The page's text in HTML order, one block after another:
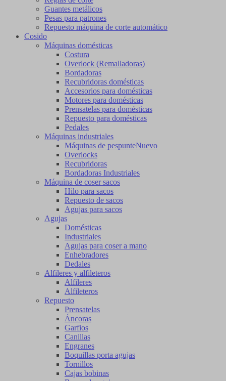
Guantes metálicos
Pesas para patrones
Repuesto máquina de corte automático
Cosido
Máquinas domésticas
Costura
Overlock (Remalladoras)
Bordadoras
Recubridoras domésticas
Accesorios para domésticas
Motores para domésticas
Prensatelas para domésticas
Repuesto para domésticas
Pedales
Máquinas industriales
Máquinas de pespunteNuevo
Overlocks
Recubridoras
Bordadoras Industriales
Máquina de coser sacos
Hilo para sacos
Repuesto de sacos
Agujas para sacos
Agujas
Domésticas
Industriales
Agujas para coser a mano
Enhebradores
Dedales
Alfileres y alfileteros
Alfileres
Alfileteros
Repuesto
Prensatelas
Áncoras
Garfios
Canillas
Engranes
Boquillas porta agujas
Tornillos
Cajas bobinas